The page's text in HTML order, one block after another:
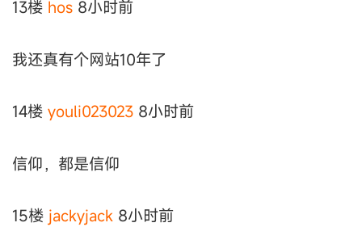
13楼 hos 8小时前
我还真有个网站10年了
14楼 youli023023 8小时前
信仰，都是信仰
15楼 jackyjack 8小时前